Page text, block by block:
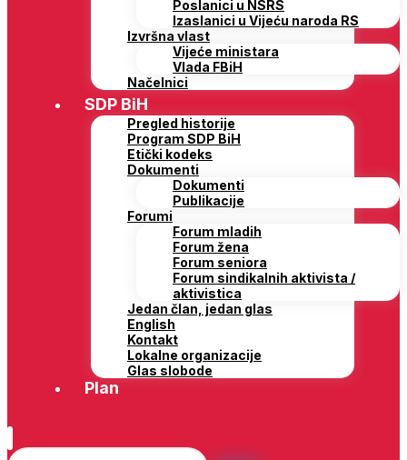
Poslanici u NSRS
Izaslanici u Vijeću naroda RS
Izvršna vlast
Vijeće ministara
Vlada FBiH
Načelnici
SDP BiH
Pregled historije
Program SDP BiH
Etički kodeks
Dokumenti
Dokumenti
Publikacije
Forumi
Forum mladih
Forum žena
Forum seniora
Forum sindikalnih aktivista /
aktivistica
Jedan član, jedan glas
English
Kontakt
Lokalne organizacije
Glas slobode
Plan